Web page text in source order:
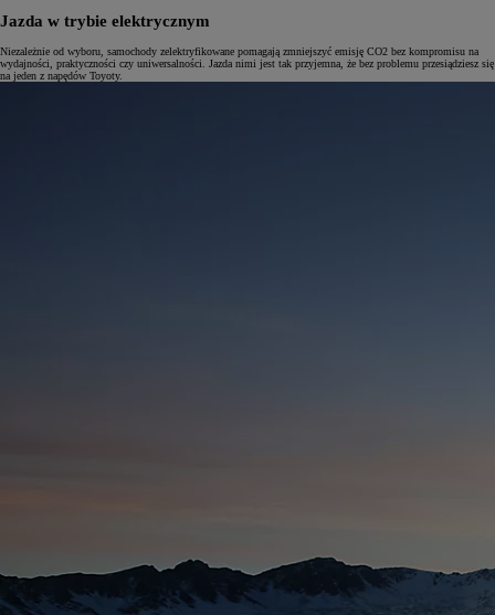
Jazda w trybie elektrycznym
Niezależnie od wyboru, samochody zelektryfikowane pomagają zmniejszyć emisję CO2 bez kompromisu na
wydajności, praktyczności czy uniwersalności. Jazda nimi jest tak przyjemna, że bez problemu przesiądziesz się
na jeden z napędów Toyoty.